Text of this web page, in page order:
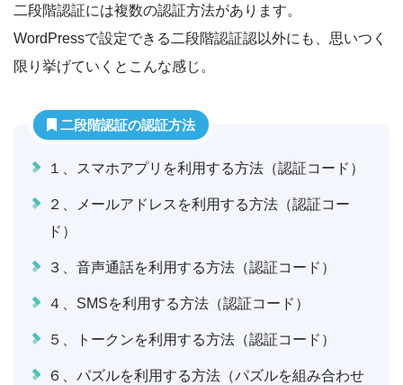
二段階認証には複数の認証方法があります。
WordPressで設定できる二段階認証認以外にも、思いつく
限り挙げていくとこんな感じ。
二段階認証の認証方法
１、スマホアプリを利用する方法（認証コード）
２、メールアドレスを利用する方法（認証コー
ド）
３、音声通話を利用する方法（認証コード）
４、SMSを利用する方法（認証コード）
５、トークンを利用する方法（認証コード）
６、パズルを利用する方法（パズルを組み合わせ